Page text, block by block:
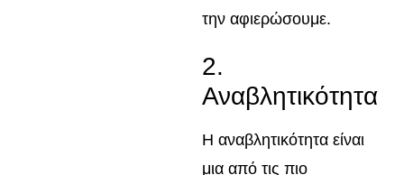
την αφιερώσουμε.
2.
Αναβλητικότητα
Η αναβλητικότητα είναι
μια από τις πιο